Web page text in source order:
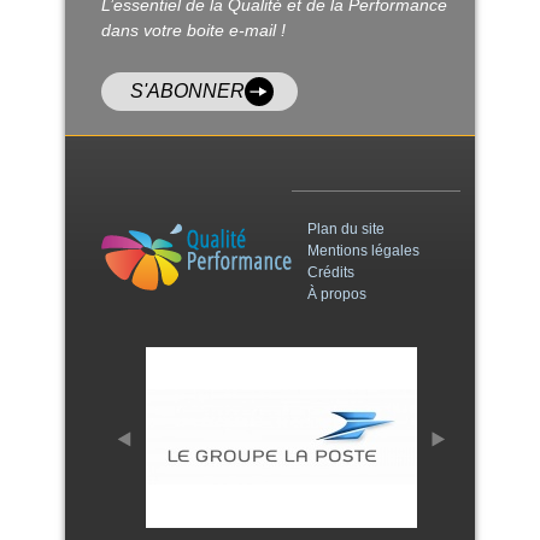
L’essentiel de la Qualité et de la Performance
dans votre boite e-mail !
S'ABONNER
Plan du site
Mentions légales
Crédits
À propos